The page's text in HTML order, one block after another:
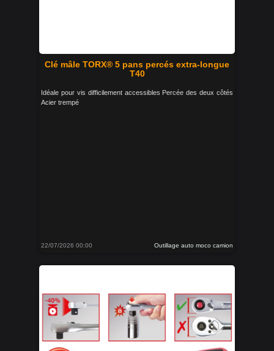
Clé mâle TORX® 5 pans percés extra-longue
T40
Idéale pour vis difficilement accessibles Percée des deux côtés
Acier trempé
22/07/2026 00:00 Outillage auto moco camion